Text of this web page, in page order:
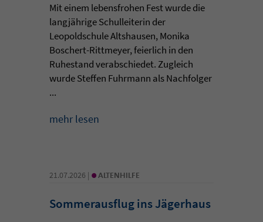
Mit einem lebensfrohen Fest wurde die
langjährige Schulleiterin der
Leopoldschule Altshausen, Monika
Boschert-Rittmeyer, feierlich in den
Ruhestand verabschiedet. Zugleich
wurde Steffen Fuhrmann als Nachfolger
...
mehr lesen
21.07.2026 | • ALTENHILFE
Sommerausflug ins Jägerhaus